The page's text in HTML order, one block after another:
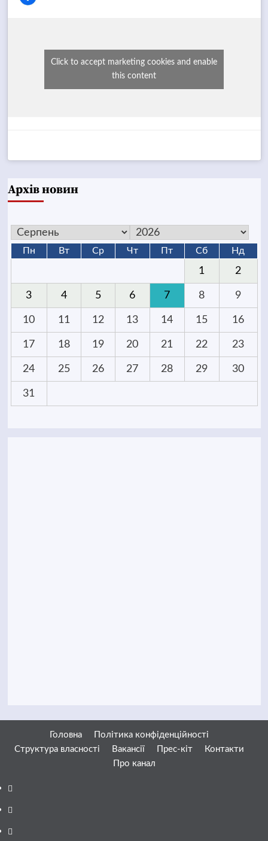
Click to accept marketing cookies and enable
this content
Архів новин
Пн Вт Ср Чт Пт Сб Нд
1 2
3 4 5 6 7 8 9
10 11 12 13 14 15 16
17 18 19 20 21 22 23
24 25 26 27 28 29 30
31
Головна
Політика конфіденційності
Структура власності
Вакансії Прес-кіт
Контакти
Про канал
Facebook
YouTube
Telegram